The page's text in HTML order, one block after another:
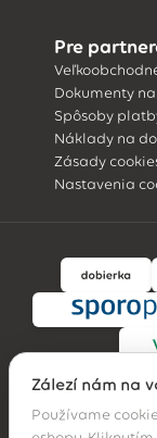
Pre
Dokumenty
Spôsoby
Náklady na
Zásady
Nastavenia
Záleží nám na
Používame